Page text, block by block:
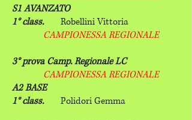
S1 AVANZATO
1° class.Robellini Vittoria
CAMPIONESSA REGIONALE
3° prova Camp. Regionale LC
CAMPIONESSA REGIONALE
A2 BASE
1° class.Polidori Gemma